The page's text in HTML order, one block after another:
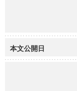
本文公開日